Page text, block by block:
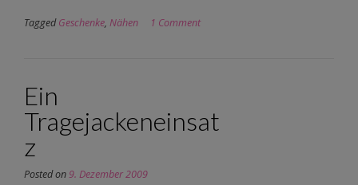
TaggedGeschenke, Nähen 1 Comment
Ein
Tragejackeneinsat
z
Posted on9. Dezember 2009